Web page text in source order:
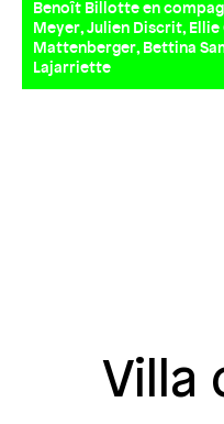
Benoît Billotte en
Meyer, Julien Discrit, Ellie
Mattenberger, Bettina
Lajarriette
Villa